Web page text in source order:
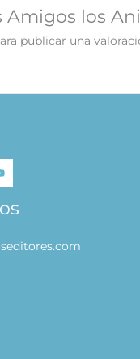
Amigos los
publicar una